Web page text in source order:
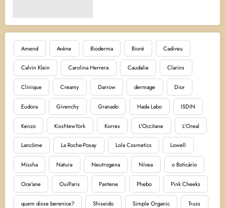
Amend Avène Bioderma Bioré Cadiveu
Calvin Klein Carolina Herrera Caudalie Clarins
Clinique Creamy Darrow dermage Dior
Eudora Givenchy Granado Hada Labo ISDIN
Kenzo KissNewYork Korres L'Occitane L'Oreal
Lancôme La Roche-Posay Lola Cosmetics Lowell
Missha Natura Neutrogena Nívea o Boticário
Oce'ane OuiParis Pantene Phebo Pink Cheeks
quem disse berenice? Shiseido Simple Organic Truss